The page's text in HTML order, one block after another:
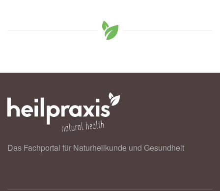
Das Fachportal für Naturheilkunde und Gesundheit